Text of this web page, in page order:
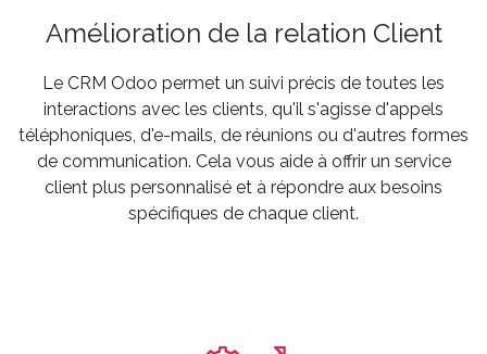
Amélioration de la relation Client
Le CRM Odoo permet un suivi précis de toutes les
interactions avec les clients, qu'il s'agisse d'appels
téléphoniques, d'e-mails, de réunions ou d'autres formes
de communication. Cela vous aide à offrir un service
client plus personnalisé et à répondre aux besoins
spécifiques de chaque client.